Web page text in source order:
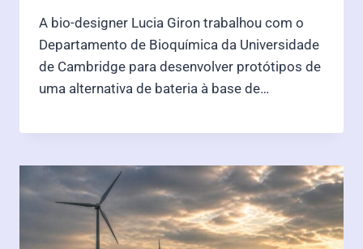
A bio-designer Lucia Giron trabalhou com o
Departamento de Bioquímica da Universidade
de Cambridge para desenvolver protótipos de
uma alternativa de bateria à base de…